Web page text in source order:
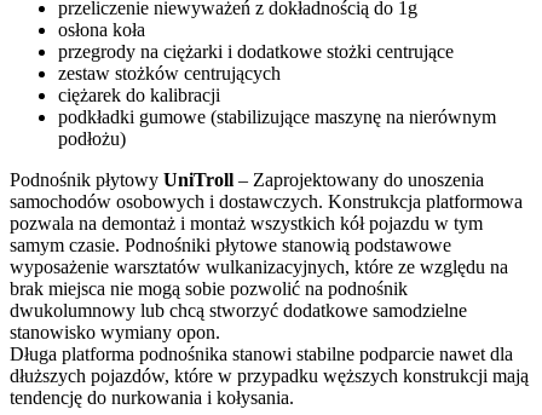
przeliczenie niewyważeń z dokładnością do 1g
osłona koła
przegrody na ciężarki i dodatkowe stożki centrujące
zestaw stożków centrujących
ciężarek do kalibracji
podkładki gumowe (stabilizujące maszynę na nierównym
podłożu)
Podnośnik płytowy UniTroll – Zaprojektowany do unoszenia
samochodów osobowych i dostawczych. Konstrukcja platformowa
pozwala na demontaż i montaż wszystkich kół pojazdu w tym
samym czasie. Podnośniki płytowe stanowią podstawowe
wyposażenie warsztatów wulkanizacyjnych, które ze względu na
brak miejsca nie mogą sobie pozwolić na podnośnik
dwukolumnowy lub chcą stworzyć dodatkowe samodzielne
stanowisko wymiany opon.
Długa platforma podnośnika stanowi stabilne podparcie nawet dla
dłuższych pojazdów, które w przypadku węższych konstrukcji mają
tendencję do nurkowania i kołysania.